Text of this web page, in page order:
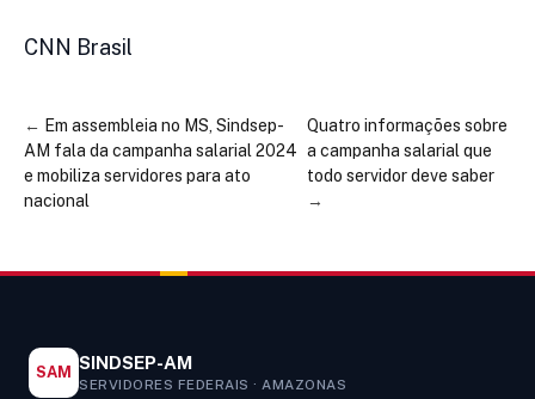
CNN Brasil
← Em assembleia no MS, Sindsep-
AM fala da campanha salarial 2024
e mobiliza servidores para ato
nacional
Quatro informações sobre
a campanha salarial que
todo servidor deve saber
→
SAM SINDSEP-AM
SERVIDORES FEDERAIS · AMAZONAS